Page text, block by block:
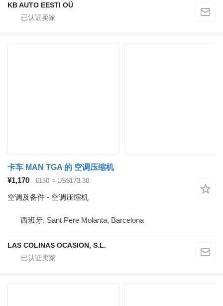
KB AUTO EESTI OÜ
卡车 MAN TGA 的 空调压缩机
¥1,170
€150 ≈ US$173.30
空调及备件 - 空调压缩机
西班牙, Sant Pere Molanta, Barcelona
LAS COLINAS OCASION, S.L.